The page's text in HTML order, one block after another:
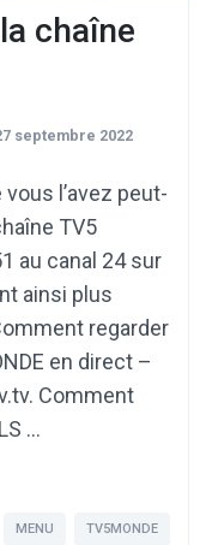
chaîne
septembre 2022
l’avez peut-
TV5
au canal 24 sur
ainsi plus
regarder
en direct –
Comment
…
MENU TV5MONDE